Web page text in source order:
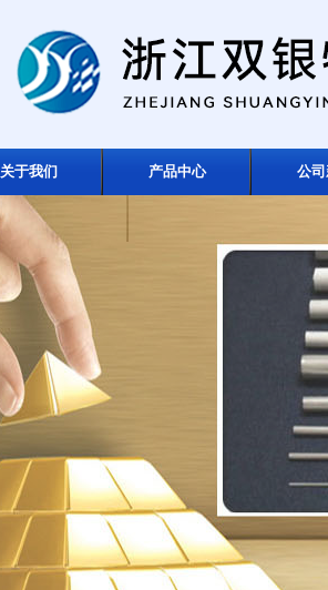
关于我们 产品中心 公
联系我们